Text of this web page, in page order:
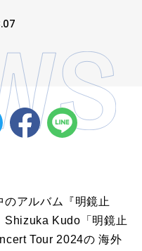
アルバム『明鏡止
Shizuka Kudo「明鏡止
Tour 2024の 海外